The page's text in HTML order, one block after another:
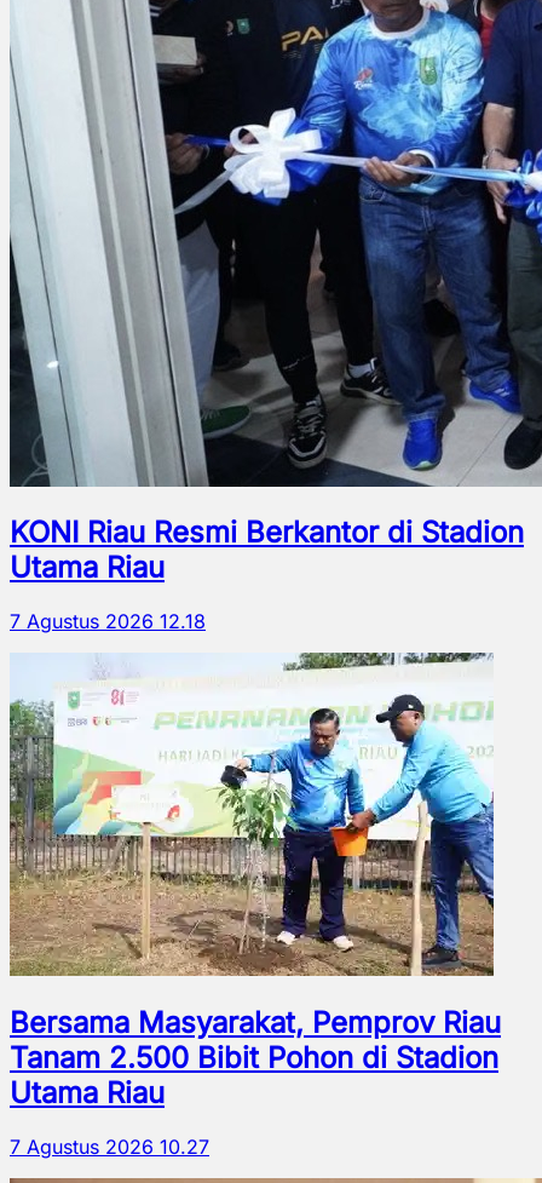
KONI Riau Resmi Berkantor di Stadion
Utama Riau
7 Agustus 2026 12.18
Bersama Masyarakat, Pemprov Riau
Tanam 2.500 Bibit Pohon di Stadion
Utama Riau
7 Agustus 2026 10.27